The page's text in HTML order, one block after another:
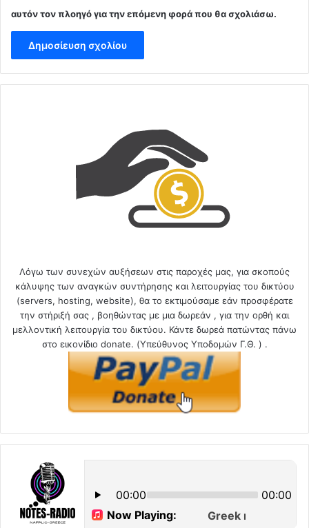
αυτόν τον πλοηγό για την επόμενη φορά που θα σχολιάσω.
Λόγω των συνεχών αυξήσεων στις παροχές μας, για σκοπούς
κάλυψης των αναγκών συντήρησης και λειτουργίας του δικτύου
(servers, hosting, website), θα το εκτιμούσαμε εάν προσφέρατε
την στήριξή σας , βοηθώντας με μια δωρεάν , για την ορθή και
μελλοντική λειτουργία του δικτύου. Κάντε δωρεά πατώντας πάνω
στο εικονίδιο donate. (Υπεύθυνος Υποδομών Γ.Θ. ) .